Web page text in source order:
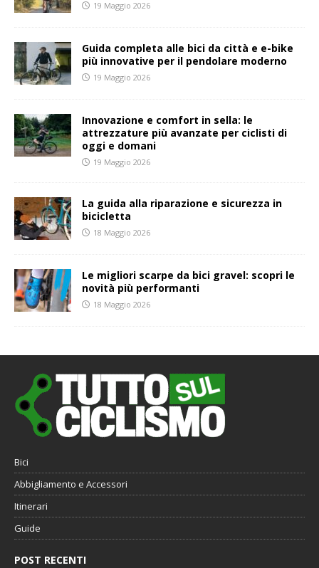
19 Maggio 2026
Guida completa alle bici da città e e-bike
più innovative per il pendolare moderno
19 Maggio 2026
Innovazione e comfort in sella: le
attrezzature più avanzate per ciclisti di
oggi e domani
19 Maggio 2026
La guida alla riparazione e sicurezza in
bicicletta
18 Maggio 2026
Le migliori scarpe da bici gravel: scopri le
novità più performanti
18 Maggio 2026
Bici
Abbigliamento e Accessori
Itinerari
Guide
POST RECENTI